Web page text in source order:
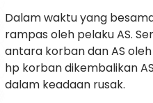
Dalam waktu yang
rampas oleh pelaku AS.
antara korban dan AS
hp korban dikembalikan
dalam keadaan rusak.